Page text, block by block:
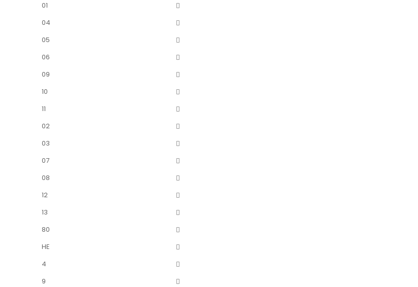
01
04
05
06
09
10
11
02
03
07
08
12
13
80
HE
4
9